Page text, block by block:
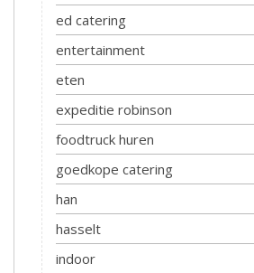
ed catering
entertainment
eten
expeditie robinson
foodtruck huren
goedkope catering
han
hasselt
indoor